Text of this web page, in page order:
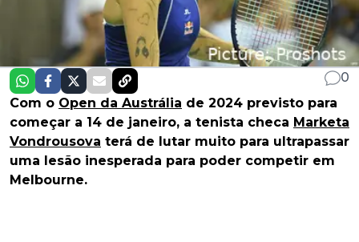
0
Com o Open da Austrália de 2024 previsto para
começar a 14 de janeiro, a tenista checa Marketa
Vondrousova terá de lutar muito para ultrapassar
uma lesão inesperada para poder competir em
Melbourne.